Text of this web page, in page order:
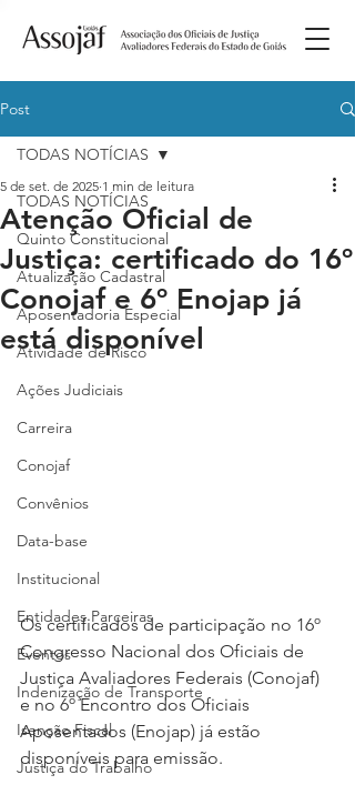
Post
TODAS NOTÍCIAS
Quinto Constitucional
Atualização Cadastral
Aposentadoria Especial
Atividade de Risco
Ações Judiciais
Carreira
Conojaf
Convênios
Data-base
Institucional
Entidades Parceiras
Eventos
Indenização de Transporte
Isenção Fiscal
Justiça do Trabalho
TODAS NOTÍCIAS
Atenção Oficial de
Justiça: certificado do 16º
Conojaf e 6º Enojap já
está disponível
5 de set. de 2025 1 min de leitura
Os certificados de participação no 16º
Congresso Nacional dos Oficiais de
Justiça Avaliadores Federais (Conojaf)
e no 6º Encontro dos Oficiais
Aposentados (Enojap) já estão
disponíveis para emissão.